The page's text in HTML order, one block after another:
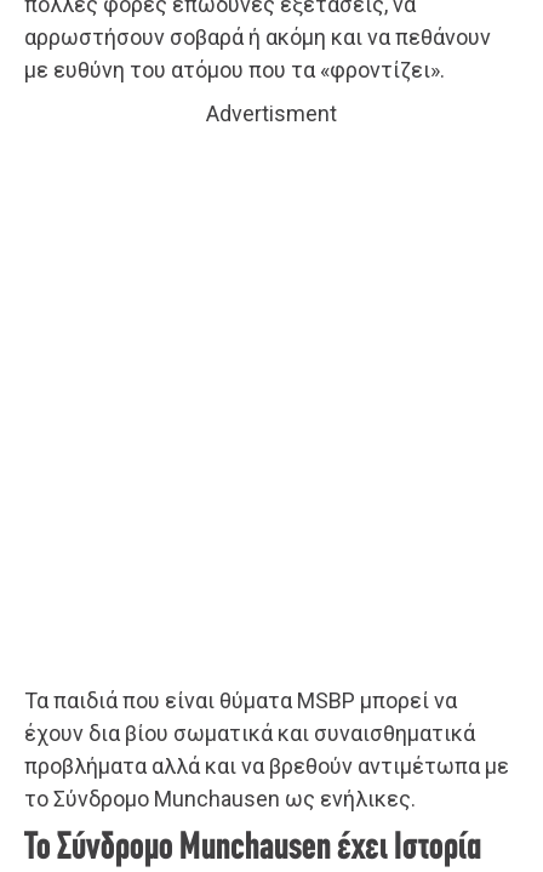
αρρωστήσουν σοβαρά ή ακόμη και να πεθάνουν
με ευθύνη του ατόμου που τα «φροντίζει».
Advertisment
Τα παιδιά που είναι θύματα MSBP μπορεί να
έχουν δια βίου σωματικά και συναισθηματικά
προβλήματα αλλά και να βρεθούν αντιμέτωπα με
το Σύνδρομο Munchausen ως ενήλικες.
Το Σύνδρομο Munchausen έχει Ιστορία